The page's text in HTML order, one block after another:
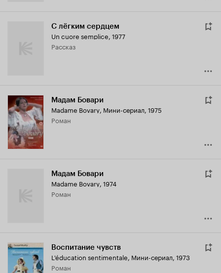
С лёгким сердцем
Un cuore semplice, 1977
рассказ
Мадам Бовари
Madame Bovary, Мини-сериал, 1975
роман
Мадам Бовари
Madame Bovary, 1974
роман
Воспитание чувств
L'éducation sentimentale, Мини-сериал, 1973
роман